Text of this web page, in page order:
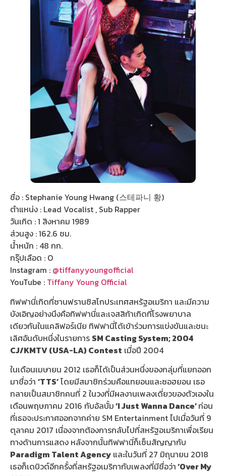
ชื่อ : Stephanie Young Hwang (스테파니 황)
ตำแหน่ง : Lead Vocalist , Sub Rapper
วันเกิด : 1 สิงหาคม 1989
ส่วนสูง : 162.6 ซม.
น้ำหนัก : 48 กก.
กรุ๊ปเลือด : O
Instagram : @tiffanyyoungofficial
YouTube : Tiffany Young Official
ทิฟฟานี่เกิดที่ซานฟรานซิสโกประเทศสหรัฐอเมริกา และมีความ
บังเอิญอย่างนึงคือทิฟฟานี่และเจสสิก้าเกิดที่โรงพยาบาล
เดียวกันในแคลิฟอร์เนีย ทิฟฟานี่ได้เข้าร่วมการแข่งขันและชนะ
เลิศอันดับหนึ่งในรายการ SM Casting System; 2004
CJ/KMTV (USA-LA) Contest เมื่อปี 2004
ในเดือนเมษายน 2012 เธอก็ได้เป็นส่วนหนึ่งของกลุ่มที่แยกออก
มาชื่อว่า ‘TTS’โดยมีสมาชิกร่วมคือแทยอนและซอฮยอน เธอ
กลายเป็นสมาชิกคนที่ 2 ในวงที่มีผลงานเพลงเดี่ยวของตัวเองใน
เดือนพฤษภาคม 2016 กับอัลบั้ม‘I Just Wanna Dance’ก่อน
ที่เธอจะประกาศออกจากค่าย SM Entertainment ไปเมื่อวันที่ 9
ตุลาคม 2017 เนื่องจากต้องการกลับไปที่สหรัฐอเมริกาเพื่อเรียน
ทางด้านการแสดง หลังจากนั้นทิฟฟานี่ก็เซ็นสัญญากับ
Paradigm Talent Agency และในวันที่ 27 มิถุนายน 2018
เธอก็เดบิวต์อีกครั้งที่สหรัฐอเมริกากับเพลงที่มีชื่อว่า‘Over My